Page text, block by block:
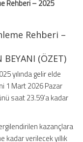
Rehberi – 2025
Rehberi –
BEYANI (ÖZET)
yılında gelir elde
1 Mart 2026 Pazar
saat 23.59’a kadar
kazançlara
kadar verilecek yıllık